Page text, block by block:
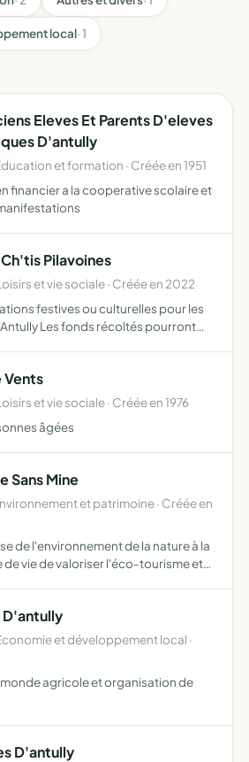
local· 1
Eleves Et Parents D'eleves
D'antully
et formation · Créée en 1951
financier a la cooperative scolaire et
Pilavoines
et vie sociale · Créée en 2022
festives ou culturelles pour les
Les fonds récoltés pourront
Vents
et vie sociale · Créée en 1976
âgées
Sans Mine
et patrimoine · Créée en
de l'environnement de la nature à la
vie de valoriser l'éco-tourisme et
D'antully
et développement local ·
agricole et organisation de
D'antully